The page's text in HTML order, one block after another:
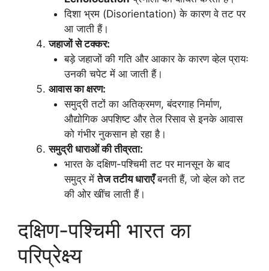
दिशा भ्रम (Disorientation) के कारण वे तट पर
आ जाती हैं।
जहाजों से टक्कर:
बड़े जहाजों की गति और आकार के कारण व्हेल प्रायः
उनकी चपेट में आ जाती हैं।
आवास का क्षरण:
समुद्री तटों का अतिक्रमण, बंदरगाह निर्माण,
औद्योगिक अपशिष्ट और तेल रिसाव से इनके आवास
को गंभीर नुकसान हो रहा है।
समुद्री धाराओं की तीव्रता:
भारत के दक्षिण-पश्चिमी तट पर मानसून के बाद
समुद्र मेंतेज तटीय धाराएँबनती हैं, जो व्हेल को तट
की ओर खींच लाती हैं।
दक्षिण-पश्चिमी भारत का
परिप्रेक्ष्य